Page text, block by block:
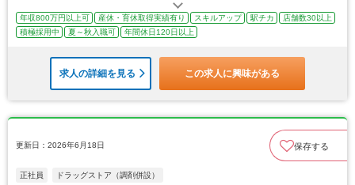
年収800万円以上可 産休・育休取得実績有り スキルアップ 駅チカ
店舗数30以上
積極採用中
夏～秋入職可 年間休日120日以上
求人の詳細を見る この求人に興味がある
更新日：2026年6月18日 保存する
正社員 ドラッグストア（調剤併設）